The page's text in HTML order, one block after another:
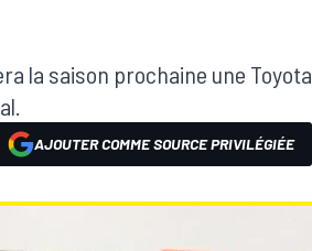
la saison prochaine une Toyota
AJOUTER COMME SOURCE PRIVILÉGIÉE